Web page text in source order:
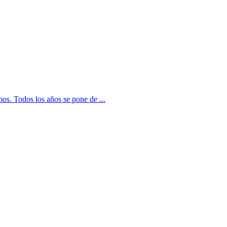
Todos los años se pone de ...